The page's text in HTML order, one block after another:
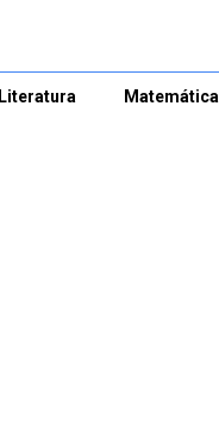
Literatura Matemática